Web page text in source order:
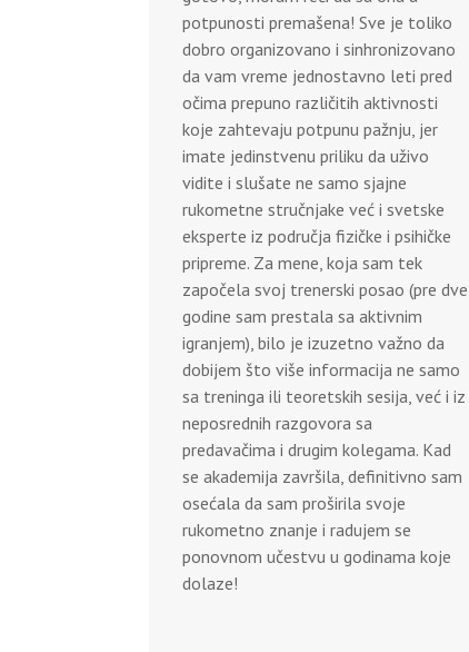
potpunosti premašena! Sve je toliko
dobro organizovano i sinhronizovano
da vam vreme jednostavno leti pred
očima prepuno različitih aktivnosti
koje zahtevaju potpunu pažnju, jer
imate jedinstvenu priliku da uživo
vidite i slušate ne samo sjajne
rukometne stručnjake već i svetske
eksperte iz područja fizičke i psihičke
pripreme. Za mene, koja sam tek
započela svoj trenerski posao (pre dve
godine sam prestala sa aktivnim
igranjem), bilo je izuzetno važno da
dobijem što više informacija ne samo
sa treninga ili teoretskih sesija, već i iz
neposrednih razgovora sa
predavačima i drugim kolegama. Kad
se akademija završila, definitivno sam
osećala da sam proširila svoje
rukometno znanje i radujem se
ponovnom učestvu u godinama koje
dolaze!